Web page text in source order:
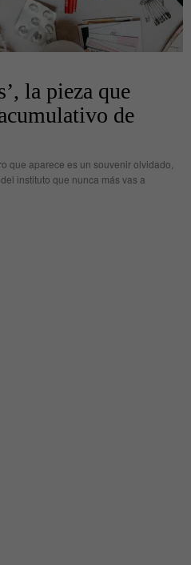
la pieza que
de
que aparece es un souvenir olvidado,
instituto que nunca más vas a